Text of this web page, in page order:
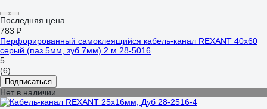
Последняя цена
783 ₽
Перфорированный самоклеящийся кабель-канал REXANT 40x60
серый (паз 5мм, зуб 7мм) 2 м 28-5016
5
(6)
Подписаться
Нет в наличии